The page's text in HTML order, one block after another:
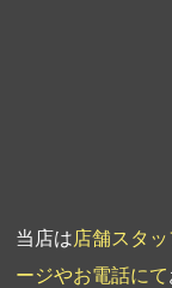
当店は店舗スタ
ージやお電話にて